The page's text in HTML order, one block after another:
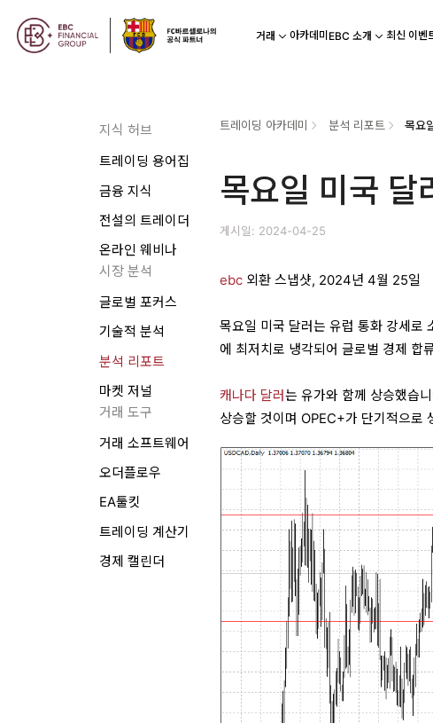
거래 아카데미 EBC 소개 최신 이벤
지식 허브
트레이딩 용어집
금융 지식
전설의 트레이더
온라인 웨비나
시장 분석
글로벌 포커스
기술적 분석
분석 리포트
마켓 저널
거래 도구
거래 소프트웨어
오더플로우
EA툴킷
트레이딩 계산기
경제 캘린더
트레이딩 아카데미 분석 리포트 목요
목요일 미국 달
게시일: 2024-04-25
ebc 외환 스냅샷, 2024년 4월 25일
목요일 미국 달러는 유럽 통화 강세로
에 최저치로 냉각되어 글로벌 경제 합
캐나다 달러는 유가와 함께 상승했습
상승할 것이며 OPEC+가 단기적으로